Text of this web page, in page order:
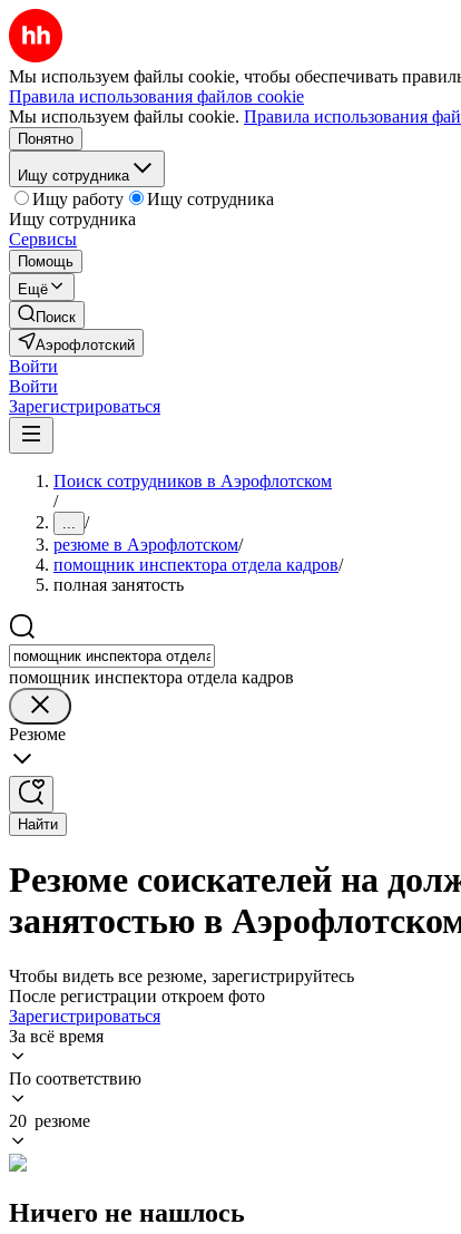
Мы используем файлы cookie, чтобы обеспечивать
Правила использования файлов cookie
Мы используем файлы cookie. Правила использования
Понятно
Ищу сотрудника
Ищу работу
Ищу сотрудника
Ищу сотрудника
Сервисы
Помощь
Ещё
Поиск
Аэрофлотский
Войти
Войти
Зарегистрироваться
Поиск сотрудников в Аэрофлотском
/
... /
резюме в Аэрофлотском/
помощник инспектора отдела кадров/
полная занятость
помощник инспектора отдела кадров
Резюме
Найти
Резюме соискателей на
занятостью в
Чтобы видеть все резюме, зарегистрируйтесь
После регистрации откроем фото
Зарегистрироваться
За всё время
По соответствию
20 резюме
Ничего не нашлось